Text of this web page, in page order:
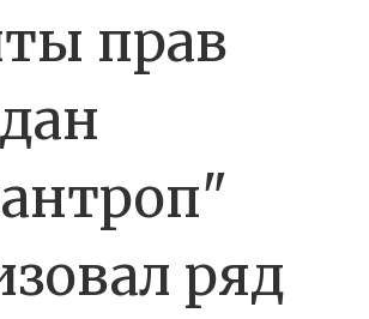
прав
ряд